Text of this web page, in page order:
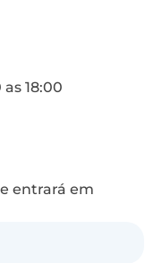
as 18:00
entrará em